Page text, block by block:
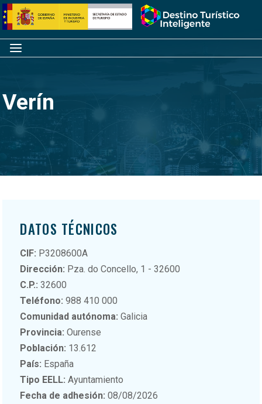
Saltar
al
contenido
Inicio
Menú
Verín
DATOS TÉCNICOS
CIF: P3208600A
Dirección: Pza. do Concello, 1 - 32600
C.P.: 32600
Teléfono: 988 410 000
Comunidad autónoma: Galicia
Provincia: Ourense
Población: 13.612
País: España
Tipo EELL: Ayuntamiento
Fecha de adhesión: 08/08/2026